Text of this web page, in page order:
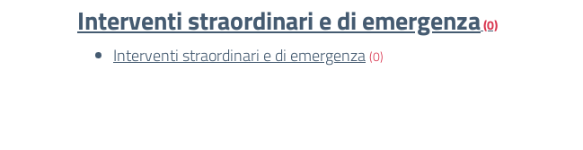
Interventi straordinari e di emergenza(0)
Interventi straordinari e di emergenza(0)